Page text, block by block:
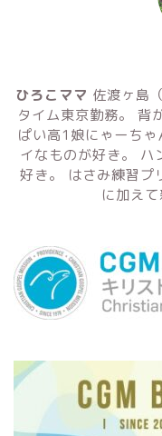
ひろこママ 佐渡ヶ島
タイム東京勤務。 背
ぱい高1娘にゃーち
イなものが好き。 ハ
好き。 はさみ練習プ
に加え